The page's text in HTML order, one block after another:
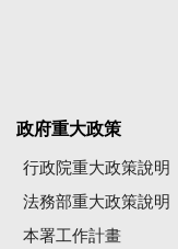
政府重大政策
行政院重大政策說明
法務部重大政策說明
本署工作計畫